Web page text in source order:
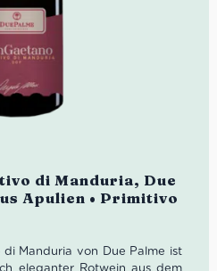
di Manduria, Due
Apulien • Primitivo
Manduria von Due Palme ist
eleganter Rotwein aus dem